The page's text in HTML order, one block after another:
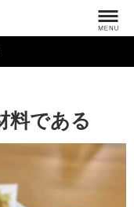
料である